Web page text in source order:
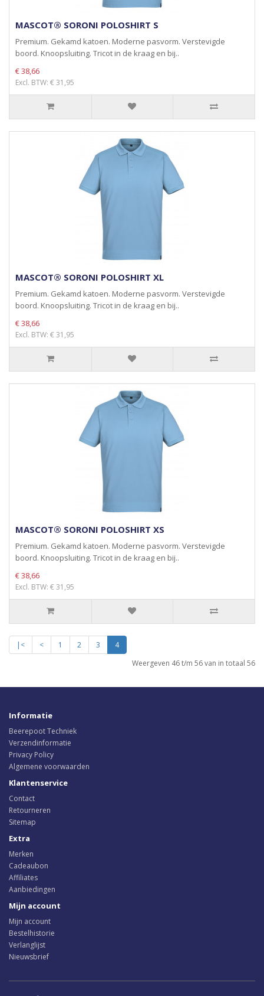
MASCOT® SORONI POLOSHIRT S
Premium. Gekamd katoen. Moderne pasvorm. Verstevigde
boord. Knoopsluiting. Tricot in de kraag en bij..
€ 38,66
Excl. BTW: € 31,95
MASCOT® SORONI POLOSHIRT XL
Premium. Gekamd katoen. Moderne pasvorm. Verstevigde
boord. Knoopsluiting. Tricot in de kraag en bij..
€ 38,66
Excl. BTW: € 31,95
MASCOT® SORONI POLOSHIRT XS
Premium. Gekamd katoen. Moderne pasvorm. Verstevigde
boord. Knoopsluiting. Tricot in de kraag en bij..
€ 38,66
Excl. BTW: € 31,95
|< < 1 2 3
4
Weergeven 46 t/m 56 van in totaal 56
Informatie
Beerepoot Techniek
Verzendinformatie
Privacy Policy
Algemene voorwaarden
Klantenservice
Contact
Retourneren
Sitemap
Extra
Merken
Cadeaubon
Affiliates
Aanbiedingen
Mijn account
Mijn account
Bestelhistorie
Verlanglijst
Nieuwsbrief